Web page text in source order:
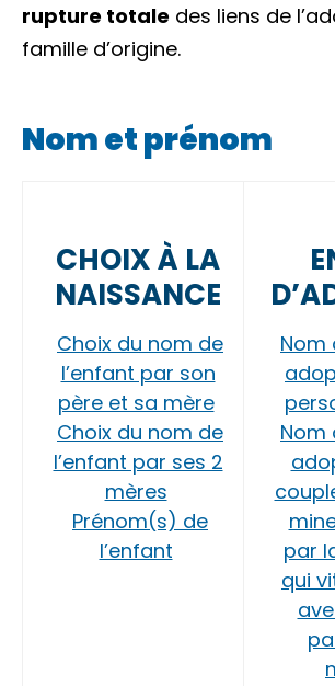
rupture totale des liens de
famille d’origine.
Nom et prénom
CHOIX À LA
NAISSANCE
Choix du nom de
l’enfant par son
père et sa mère
Choix du nom de
l’enfant par ses 2
mères
Prénom(s) de
l’enfant
Nom
Nom
par
qui